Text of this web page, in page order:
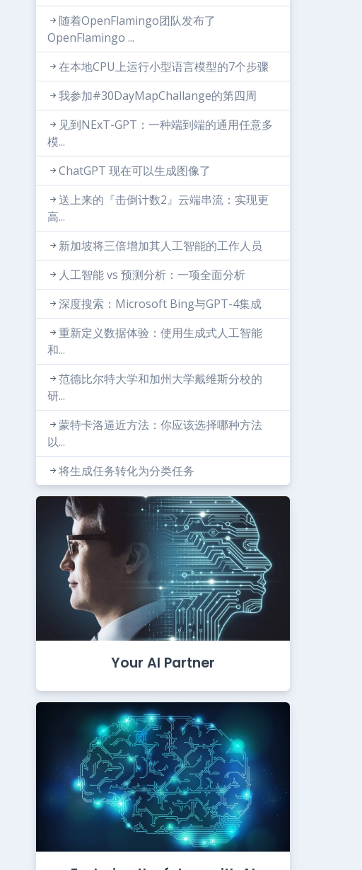
随着OpenFlamingo团队发布了
OpenFlamingo ...
在本地CPU上运行小型语言模型的7个步骤
我参加#30DayMapChallange的第四周
见到NExT-GPT：一种端到端的通用任意多
模...
ChatGPT 现在可以生成图像了
送上来的『击倒计数2』云端串流：实现更
高...
新加坡将三倍增加其人工智能的工作人员
人工智能 vs 预测分析：一项全面分析
深度搜索：Microsoft Bing与GPT-4集成
重新定义数据体验：使用生成式人工智能
和...
范德比尔特大学和加州大学戴维斯分校的
研...
蒙特卡洛逼近方法：你应该选择哪种方法
以...
将生成任务转化为分类任务
Your AI Partner